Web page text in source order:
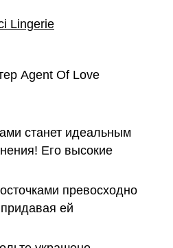
Lingerie
Agent Of Love
станет идеальным
Его высокие
превосходно
ей